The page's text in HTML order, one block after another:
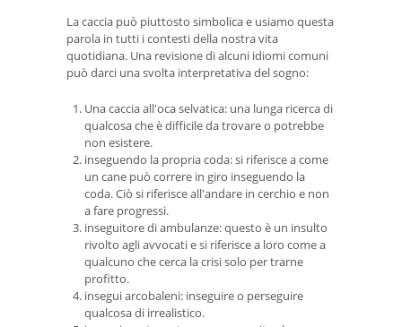
La caccia può piuttosto simbolica e usiamo questa
parola in tutti i contesti della nostra vita
quotidiana. Una revisione di alcuni idiomi comuni
può darci una svolta interpretativa del sogno:
Una caccia all'oca selvatica: una lunga ricerca di
qualcosa che è difficile da trovare o potrebbe
non esistere.
inseguendo la propria coda: si riferisce a come
un cane può correre in giro inseguendo la
coda. Ciò si riferisce all'andare in cerchio e non
a fare progressi.
inseguitore di ambulanze: questo è un insulto
rivolto agli avvocati e si riferisce a loro come a
qualcuno che cerca la crisi solo per trarne
profitto.
insegui arcobaleni: inseguire o perseguire
qualcosa di irrealistico.